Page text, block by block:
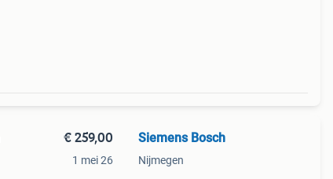
€ 259,00
1 mei 26
Siemens Bosch
Nijmegen